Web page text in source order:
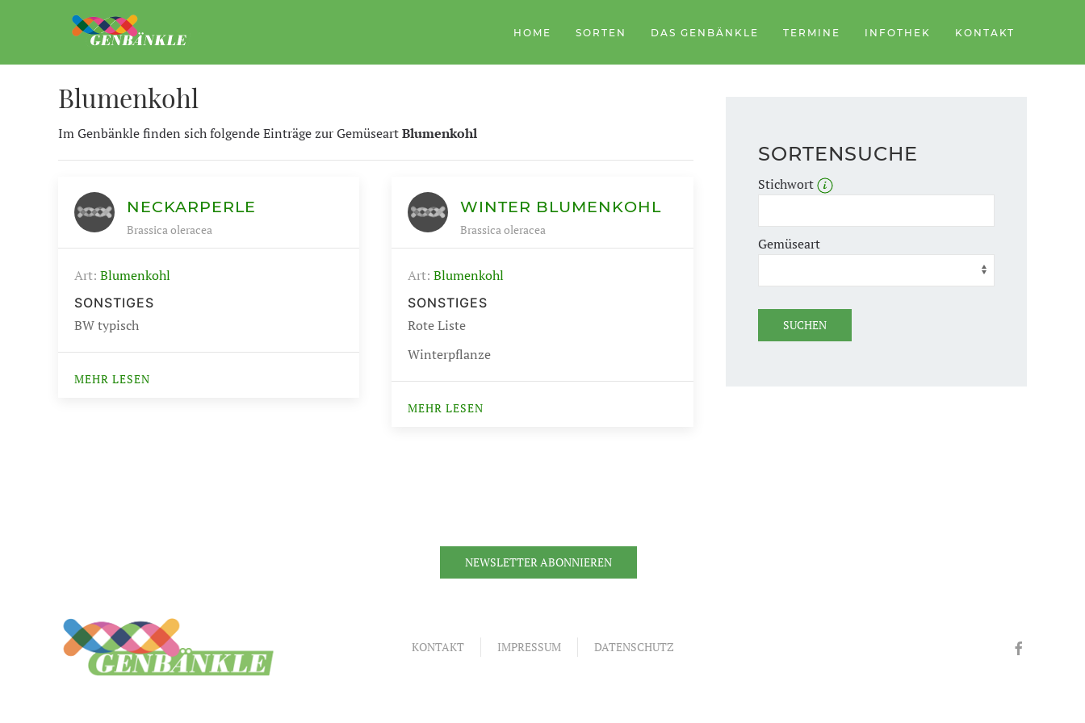
HOME SORTEN DAS GENBÄNKLE TERMINE INFOTHEK KONTAKT
Blumenkohl
Im Genbänkle finden sich folgende Einträge zur GemüseartBlumenkohl
NECKARPERLE
Brassica oleracea
Art: Blumenkohl
SONSTIGES
BW typisch
MEHR LESEN
WINTER BLUMENKOHL
Brassica oleracea
Art:Blumenkohl
SONSTIGES
Rote Liste
Winterpflanze
MEHR LESEN
SORTENSUCHE
Stichwort
Gemüseart
NEWSLETTER ABONNIEREN
KONTAKT IMPRESSUM DATENSCHUTZ